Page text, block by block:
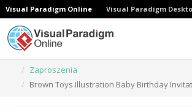
Visual Paradigm Online Visual Paradigm
Zaproszenia
Brown Toys Illustration Baby Birthday